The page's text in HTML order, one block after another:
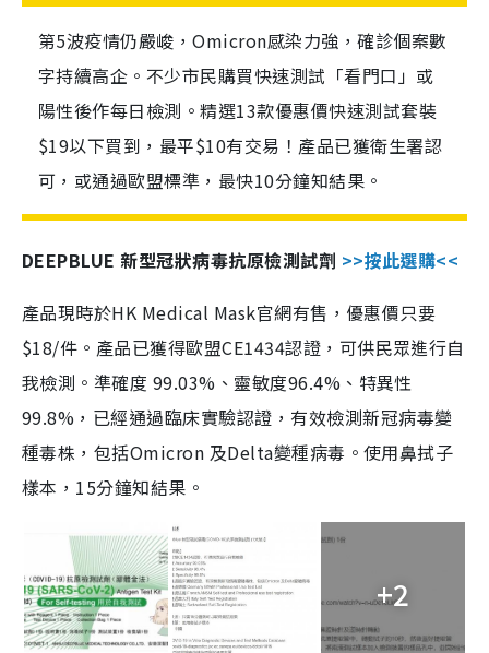
第5波疫情仍嚴峻，Omicron感染力強，確診個案數
字持續高企。不少市民購買快速測試「看門口」或
陽性後作每日檢測。精選13款優惠價快速測試套裝
$19以下買到，最平$10有交易！產品已獲衛生署認
可，或通過歐盟標準，最快10分鐘知結果。
DEEPBLUE 新型冠狀病毒抗原檢測試劑 >>按此選購<<
產品現時於HK Medical Mask官網有售，優惠價只要
$18/件。產品已獲得歐盟CE1434認證，可供民眾進行自
我檢測。準確度 99.03%、靈敏度96.4%、特異性
99.8%，已經通過臨床實驗認證，有效檢測新冠病毒變
種毒株，包括Omicron 及Delta變種病毒。使用鼻拭子
樣本，15分鐘知結果。
+2